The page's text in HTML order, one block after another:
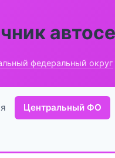
федеральный округ
Центральный ФО